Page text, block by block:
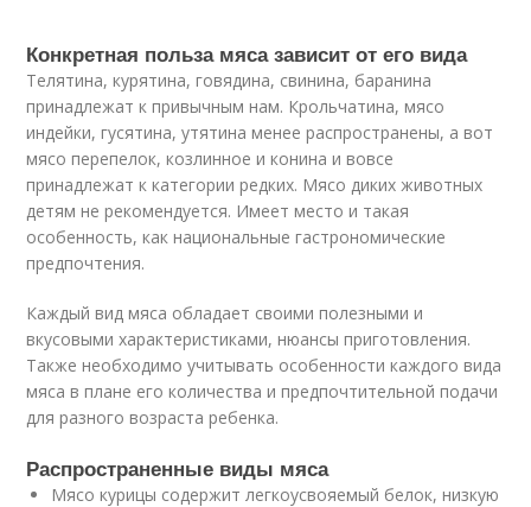
Конкретная польза мяса зависит от его вида
Телятина, курятина, говядина, свинина, баранина
принадлежат к привычным нам. Крольчатина, мясо
индейки, гусятина, утятина менее распространены, а вот
мясо перепелок, козлинное и конина и вовсе
принадлежат к категории редких. Мясо диких животных
детям не рекомендуется. Имеет место и такая
особенность, как национальные гастрономические
предпочтения.
Каждый вид мяса обладает своими полезными и
вкусовыми характеристиками, нюансы приготовления.
Также необходимо учитывать особенности каждого вида
мяса в плане его количества и предпочтительной подачи
для разного возраста ребенка.
Распространенные виды мяса
Мясо курицы содержит легкоусвояемый белок, низкую